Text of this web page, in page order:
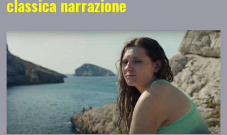
classica narrazione